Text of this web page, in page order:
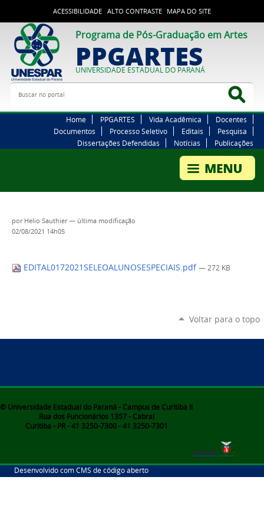
ACESSIBILIDADE ALTO CONTRASTE MAPA DO SITE
Programa de Pós-Graduação em Artes
PPGARTES
UNIVERSIDADE ESTADUAL DO PARANÁ
Buscar no portal
Home PPGARTES Vida Acadêmica
Docentes
Documentos
Processo Seletivo Editais
Pesquisa
Dissertações Defendidas
Notícias Publicações
por Helio Sauthier— última modificação
02/08/2021 14h05
EDITAL0172021SELEOALUNOSESPECIAIS.pdf — 272 KB
Voltar para o topo
© Universidade Estadual do Paraná - Campus de Curitiba II
Rua dos Funcionários 1357 - Cabral
Curitiba - PR - 41 3250-7300 - 41 3250-7301
Desenvolvido com CMS de código aberto